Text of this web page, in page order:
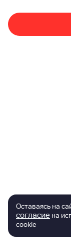
Оставаясь на
согласие на
cookie